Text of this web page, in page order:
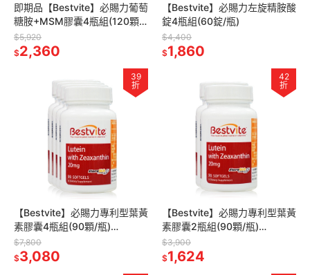
即期品【Bestvite】必賜力葡萄
糖胺+MSM膠囊4瓶組(120顆/
瓶) 2027/05
$5,920
$2,360
【Bestvite】必賜力左旋精胺酸
錠4瓶組(60錠/瓶)
$4,400
$1,860
39
折
【Bestvite】必賜力專利型葉黃
素膠囊4瓶組(90顆/瓶)
[FloraGLO專利葉黃素]
$7,800
$3,080
42
折
【Bestvite】必賜力專利型葉黃
素膠囊2瓶組(90顆/瓶)
[FloraGLO專利葉黃素]
$3,900
$1,624